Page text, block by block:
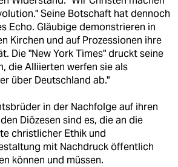
Seine Botschaft hat dennoch
Echo. Gläubige demonstrieren in
Kirchen und auf Prozessionen ihre
Die "New York Times" druckt seine
die Alliierten werfen sie als
über Deutschland ab."
in der Nachfolge auf ihren
Diözesen sind es, die an die
christlicher Ethik und
mit Nachdruck öffentlich
können und müssen.